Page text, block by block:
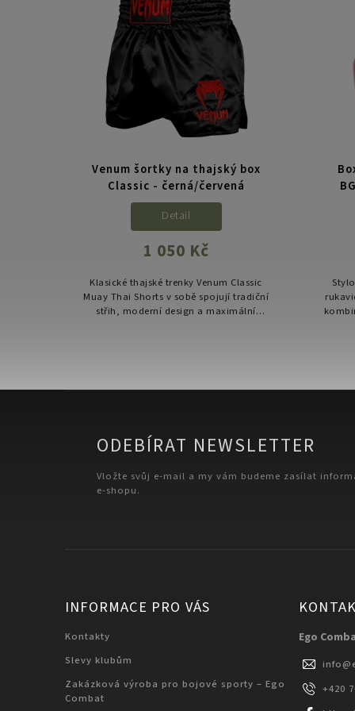
Venum šortky na thajský box
Classic - černá/červená
1 050 Kč
Detail
Klasické thajské trenky Venum Classic
Muay Thai Shorts v sobě spojují tradiční
střih, moderní design a maximální
ODEBÍRAT NEWSLETTER
Vložte svůj e-mail a my vám budeme zasílat
e-shopu.
INFORMACE PRO VÁS
Kontakty
Slevy klubům
Zakázková výroba pro bojové sporty – Ego
Combat
Ego
info@
+420